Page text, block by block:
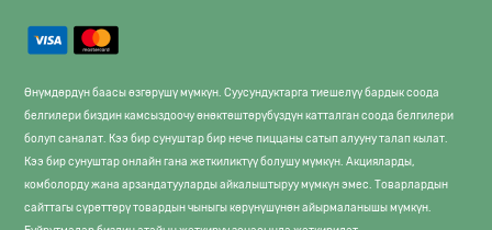
Өнүмдөрдүн баасы өзгөрүшү мүмкүн. Суусундуктарга тиешелүү бардык соода
белгилери биздин камсыздоочу өнөктөштөрүбүздүн катталган соода белгилери
болуп саналат. Кээ бир сунуштар бир нече пиццаны сатып алууну талап кылат.
Кээ бир сунуштар онлайн гана жеткиликтүү болушу мүмкүн. Акцияларды,
комболорду жана арзандатууларды айкалыштыруу мүмкүн эмес. Товарлардын
сайттагы сүрөттөрү товардын чыныгы көрүнүшүнөн айырмаланышы мүмкүн.